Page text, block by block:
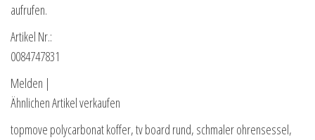
aufrufen.
Artikel Nr.:
0084747831
Melden |
Ähnlichen Artikel verkaufen
topmove polycarbonat koffer, tv board rund, schmaler ohrensessel,